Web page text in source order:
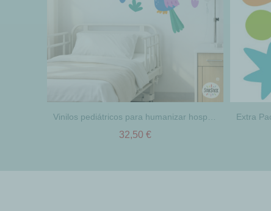
Vinilos pediátricos para humanizar hospitales | Tucán de carnaval para paredes
32,50 €